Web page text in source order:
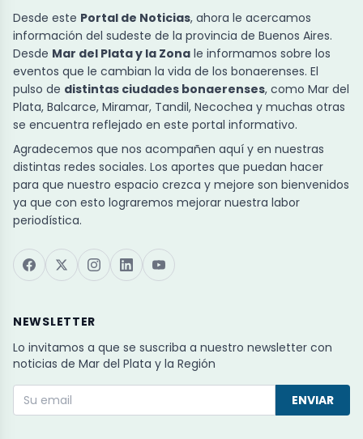
Desde este Portal de Noticias, ahora le acercamos
información del sudeste de la provincia de Buenos Aires.
Desde Mar del Plata y la Zona le informamos sobre los
eventos que le cambian la vida de los bonaerenses. El
pulso de distintas ciudades bonaerenses, como Mar del
Plata, Balcarce, Miramar, Tandil, Necochea y muchas otras
se encuentra reflejado en este portal informativo.
Agradecemos que nos acompañen aquí y en nuestras
distintas redes sociales. Los aportes que puedan hacer
para que nuestro espacio crezca y mejore son bienvenidos
ya que con esto lograremos mejorar nuestra labor
periodística.
NEWSLETTER
Lo invitamos a que se suscriba a nuestro newsletter con
noticias de Mar del Plata y la Región
ENVIAR